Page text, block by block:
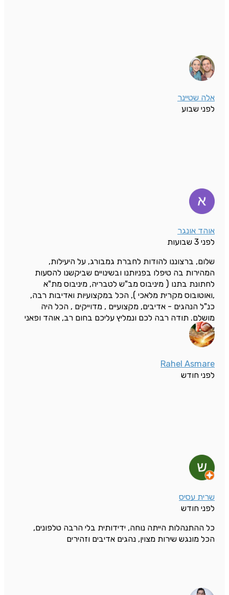
אלה שטיינר
לפני שבוע
אוהד אונגר
לפני 3 שבועות
שלום, ברצוננו להודות לחברת גמבורג, על היעילות,
המהירות בה טיפלו בפניותנו ובשינויים שביקשנו להסעות
לחתונת בתנו ( מיניבוס מב"ש לטבריה, מיניבוס מת"א
,ואוטובוס מקרית מלאכי ), הכל במקצועיות ואדיבות רבה,
כנ"ל הנהגים - אדיבים, מקצועיים , מדוייקים , הכל היה
מושלם. תודה רבה לכם ונמליץ עליכם בחום רב, אוהד ופאני
אונגר
Rahel Asmare
לפני חודש
שרית עסיס
לפני חודש
כל ההתנהלות הייתה נוחה, ידידותית בלי הרבה טלפונים,
הכל מונגש שירות מצוין, נהגים אדיבים וזהירים